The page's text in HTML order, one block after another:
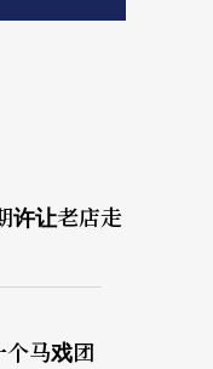
许让老店走
个马戏团